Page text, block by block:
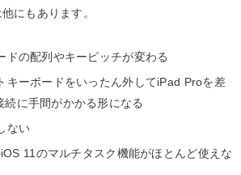
にもあります。
ドの配列やキーピッチが変わる
キーボードをいったん外してiPad Proを差
続に手間がかかる形になる
ない
11のマルチタスク機能がほとんど使えな